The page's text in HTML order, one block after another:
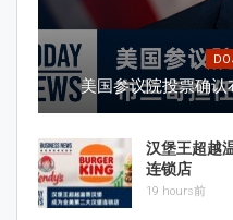
美国参议院投票确
汉堡王超越
连锁店
19 hours前